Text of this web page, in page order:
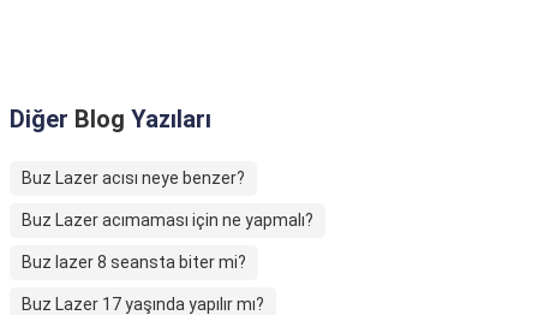
Diğer Blog Yazıları
Buz Lazer acısı neye benzer?
Buz Lazer acımaması için ne yapmalı?
Buz lazer 8 seansta biter mi?
Buz Lazer 17 yaşında yapılır mı?